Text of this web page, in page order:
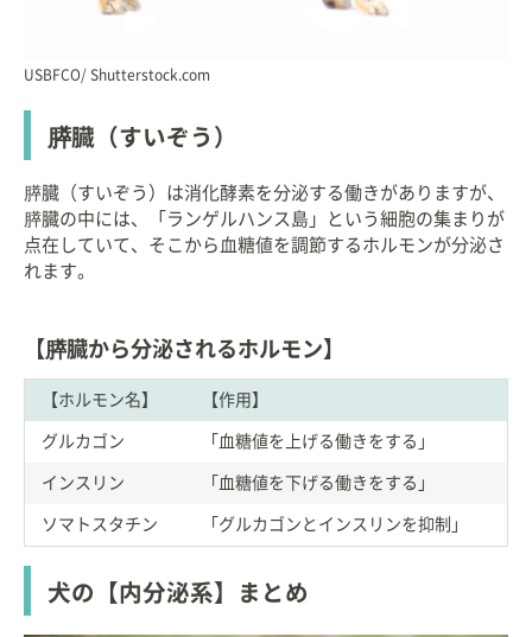
USBFCO/ Shutterstock.com
膵臓（すいぞう）
膵臓（すいぞう）は消化酵素を分泌する働きがありますが、
膵臓の中には、「ランゲルハンス島」という細胞の集まりが
点在していて、そこから血糖値を調節するホルモンが分泌さ
れます。
【膵臓から分泌されるホルモン】
【ホルモン名】 【作用】
グルカゴン 「血糖値を上げる働きをする」
インスリン 「血糖値を下げる働きをする」
ソマトスタチン 「グルカゴンとインスリンを抑制」
犬の【内分泌系】まとめ